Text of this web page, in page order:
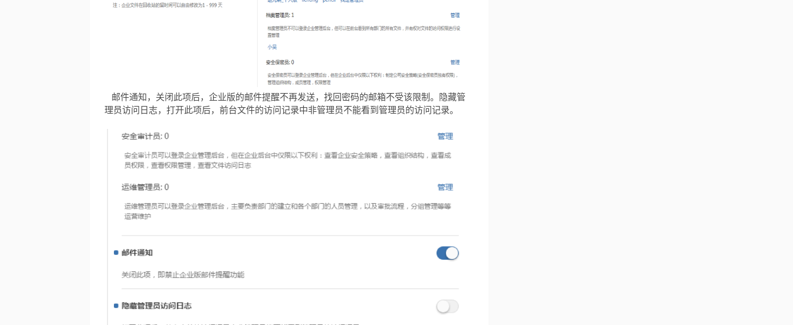
邮件通知，关闭此项后，企业版的邮件提醒不再发送，找回密码的邮箱不受该限制。隐藏管
理员访问日志，打开此项后，前台文件的访问记录中非管理员不能看到管理员的访问记录。